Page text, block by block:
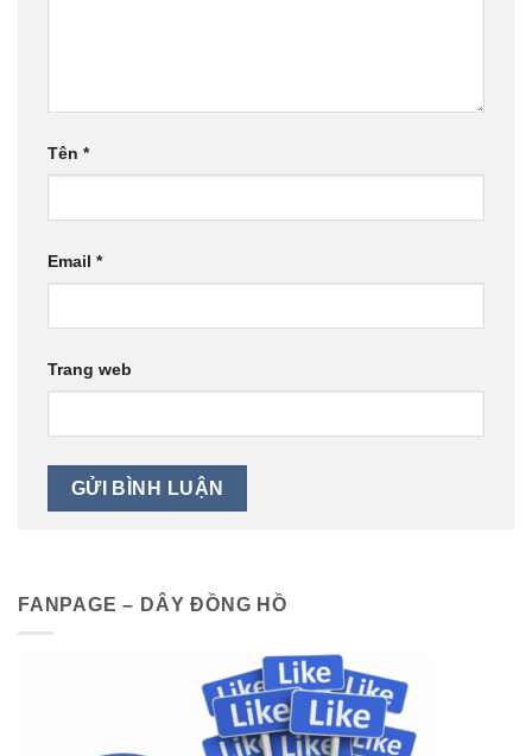
Tên *
Email *
Trang web
FANPAGE – DÂY ĐỒNG HỒ